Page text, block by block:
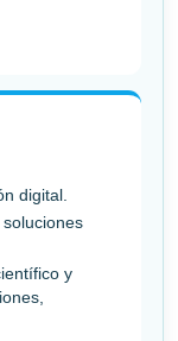
digital.
y